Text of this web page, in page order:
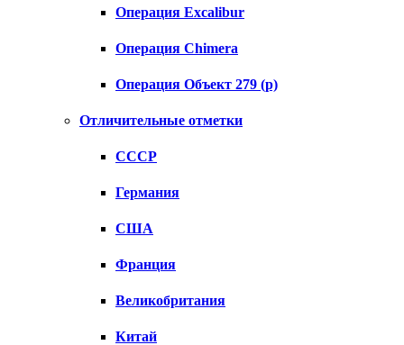
Операция Excalibur
Операция Chimera
Операция Объект 279 (р)
Отличительные отметки
СССР
Германия
США
Франция
Великобритания
Китай